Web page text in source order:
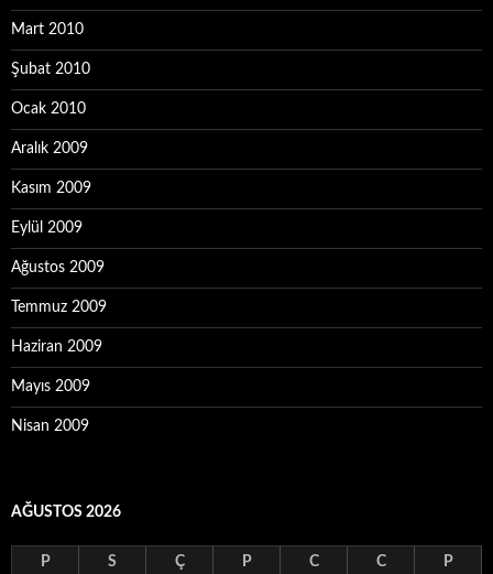
Mart 2010
Şubat 2010
Ocak 2010
Aralık 2009
Kasım 2009
Eylül 2009
Ağustos 2009
Temmuz 2009
Haziran 2009
Mayıs 2009
Nisan 2009
AĞUSTOS 2026
P S Ç P C C P